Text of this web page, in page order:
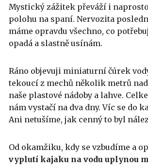
Mystický zážitek převáží i
polohu na spaní. Nervozita
máme opravdu všechno, co
opadá a slastně usínám.
Ráno objevuji miniaturní čúrek
tekoucí z mechů několik metrů
naše plastové nádoby a lahve.
nám vystačí na dva dny. Víc se do
Ani netušíme, jak cenný to byl
Od okamžiku, kdy se vzbudíme a
vyplutí kajaku na vodu uplynou